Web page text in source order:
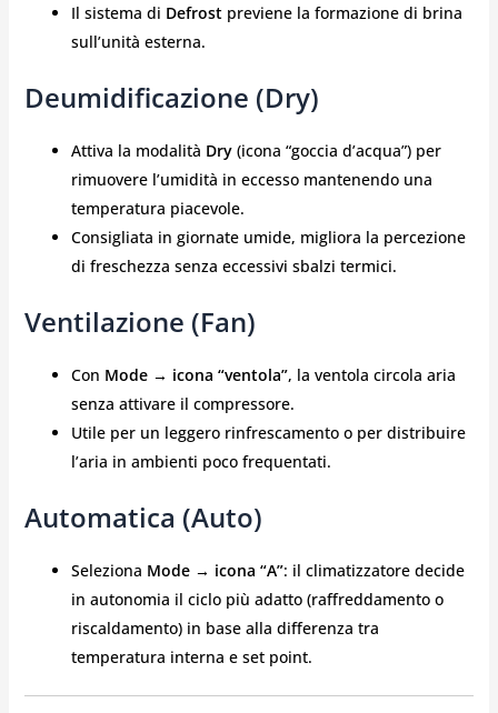
Il sistema di Defrostpreviene la formazione di brina
sull’unità esterna.
Deumidificazione (Dry)
Attiva la modalità Dry(icona “goccia d’acqua”) per
rimuovere l’umidità in eccesso mantenendo una
temperatura piacevole.
Consigliata in giornate umide, migliora la percezione
di freschezza senza eccessivi sbalzi termici.
Ventilazione (Fan)
Con Mode → icona “ventola”, la ventola circola aria
senza attivare il compressore.
Utile per un leggero rinfrescamento o per distribuire
l’aria in ambienti poco frequentati.
Automatica (Auto)
Seleziona Mode → icona “A”: il climatizzatore decide
in autonomia il ciclo più adatto (raffreddamento o
riscaldamento) in base alla differenza tra
temperatura interna e set point.